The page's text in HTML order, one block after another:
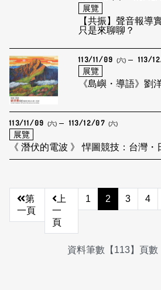
展覽
【共振】聲音報導
只是來聊聊？
113/11/09 (六) 113/
展覽
《島嶼・導語》劉
113/11/09 (六) 113/12/07 (六)
展覽
《 潛伏的電波 》 悍圖競技：台灣
第
一頁
上
一
頁
1 2 3 4
資料筆數【113】頁數